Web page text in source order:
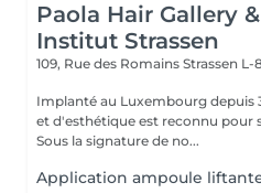
Paola Hair Gallery &
Institut Strassen
109, Rue des Romains Strassen L-
Implanté au Luxembourg depuis
et d'esthétique est reconnu pour
Sous la signature de no...
Application ampoule